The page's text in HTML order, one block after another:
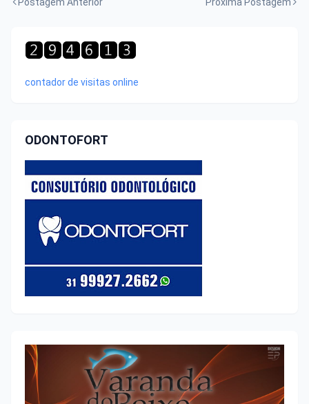
contador de visitas online
ODONTOFORT